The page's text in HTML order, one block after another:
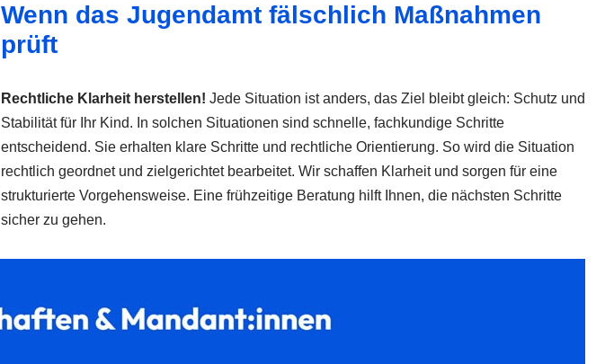
Wenn das Jugendamt fälschlich Maßnahmen
prüft
Rechtliche Klarheit herstellen! Jede Situation ist anders, das Ziel bleibt gleich: Schutz und
Stabilität für Ihr Kind. In solchen Situationen sind schnelle, fachkundige Schritte
entscheidend. Sie erhalten klare Schritte und rechtliche Orientierung. So wird die Situation
rechtlich geordnet und zielgerichtet bearbeitet. Wir schaffen Klarheit und sorgen für eine
strukturierte Vorgehensweise. Eine frühzeitige Beratung hilft Ihnen, die nächsten Schritte
sicher zu gehen.